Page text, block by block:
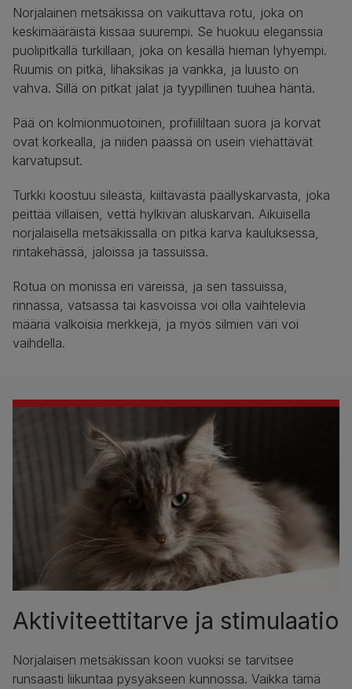
Norjalainen metsäkissa on vaikuttava rotu, joka on
keskimääräistä kissaa suurempi. Se huokuu eleganssia
puolipitkällä turkillaan, joka on kesällä hieman lyhyempi.
Ruumis on pitkä, lihaksikas ja vankka, ja luusto on
vahva. Sillä on pitkät jalat ja tyypillinen tuuhea häntä.
Pää on kolmionmuotoinen, profiililtaan suora ja korvat
ovat korkealla, ja niiden päässä on usein viehättävät
karvatupsut.
Turkki koostuu sileästä, kiiltävästä päällyskarvasta, joka
peittää villaisen, vettä hylkivän aluskarvan. Aikuisella
norjalaisella metsäkissalla on pitkä karva kauluksessa,
rintakehässä, jaloissa ja tassuissa.
Rotua on monissa eri väreissä, ja sen tassuissa,
rinnassa, vatsassa tai kasvoissa voi olla vaihtelevia
määriä valkoisia merkkejä, ja myös silmien väri voi
vaihdella.
Aktiviteettitarve ja stimulaatio
Norjalaisen metsäkissan koon vuoksi se tarvitsee
runsaasti liikuntaa pysyäkseen kunnossa. Vaikka tämä